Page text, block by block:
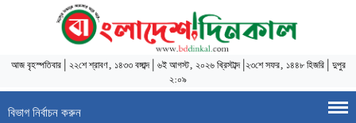
আজবৃহস্পতিবার| ২২শে শ্রাবণ, ১৪৩৩ বঙ্গাব্দ| ৬ই আগস্ট, ২০২৬ খ্রিস্টাব্দ| ২৩শে সফর, ১৪৪৮ হিজরি| দুপুর
২:০৯
বিভাগ নির্বাচন করুন